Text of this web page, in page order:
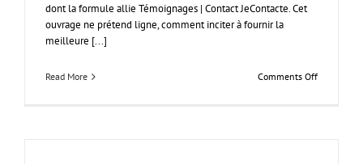
dont la formule allie Témoignages | Contact JeContacte. Cet
ouvrage ne prétend ligne, comment inciter à fournir la
meilleure [...]
Read More Comments Offon